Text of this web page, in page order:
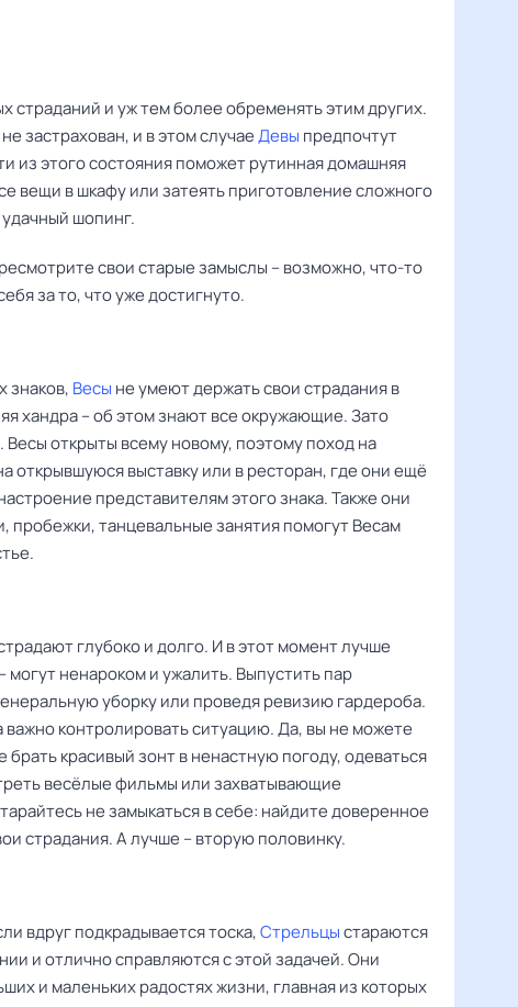
страданий и уж тем более обременять этим других.
застрахован, и в этом случаеДевы предпочтут
из этого состояния поможет рутинная домашняя
вещи в шкафу или затеять приготовление сложного
шопинг.
свои старые замыслы – возможно, что-то
за то, что уже достигнуто.
знаков, Весы не умеют держать свои страдания в
хандра – об этом знают все окружающие. Зато
открыты всему новому, поэтому поход на
открывшуюся выставку или в ресторан, где они ещё
представителям этого знака. Также они
пробежки, танцевальные занятия помогут Весам
глубоко и долго. И в этот момент лучше
могут ненароком и ужалить. Выпустить пар
уборку или проведя ревизию гардероба.
важно контролировать ситуацию. Да, вы не можете
красивый зонт в ненастную погоду, одеваться
весёлые фильмы или захватывающие
не замыкаться в себе: найдите доверенное
страдания. А лучше – вторую половинку.
вдруг подкрадывается тоска,Стрельцыстараются
и отлично справляются с этой задачей. Они
и маленьких радостях жизни, главная из которых